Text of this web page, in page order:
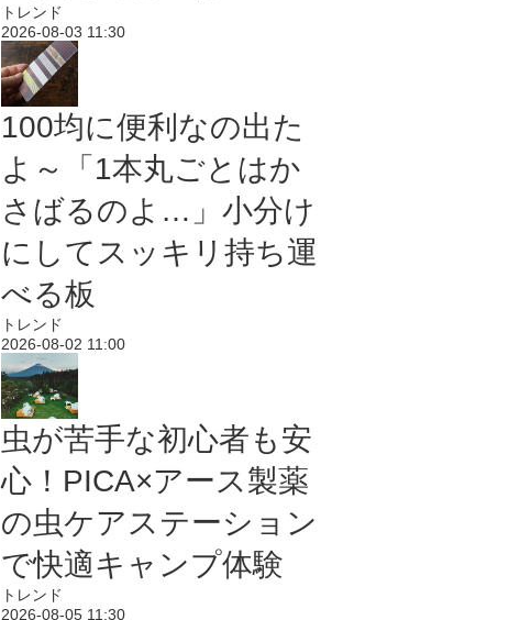
トレンド
2026-08-03 11:30
100均に便利なの出た
よ～「1本丸ごとはか
さばるのよ…」小分け
にしてスッキリ持ち運
べる板
トレンド
2026-08-02 11:00
虫が苦手な初心者も安
心！PICA×アース製薬
の虫ケアステーション
で快適キャンプ体験
トレンド
2026-08-05 11:30